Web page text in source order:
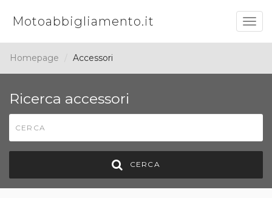
Motoabbigliamento.it
Homepage Accessori
Ricerca accessori
CERCA